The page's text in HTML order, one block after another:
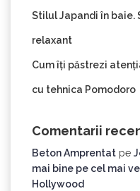
Stilul Japandi în baie.
relaxant
Cum îți păstrezi
cu tehnica Pomodoro
Comentarii
Beton Amprentat pe
mai bine pe cel mai
Hollywood